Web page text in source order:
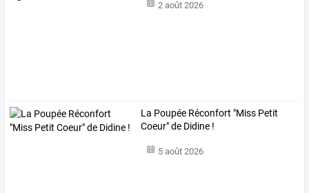
2 août 2026
La Poupée Réconfort "Miss Petit
Coeur" de Didine !
5 août 2026